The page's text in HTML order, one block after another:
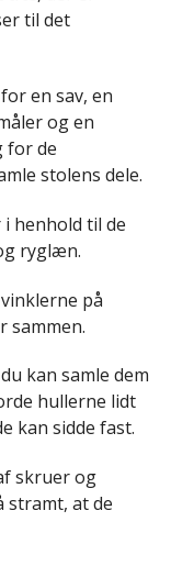
til det
en sav, en
og en
for de
stolens dele.
henhold til de
ryglæn.
på
sammen.
kan samle dem
hullerne lidt
kan sidde fast.
skruer og
stramt, at de